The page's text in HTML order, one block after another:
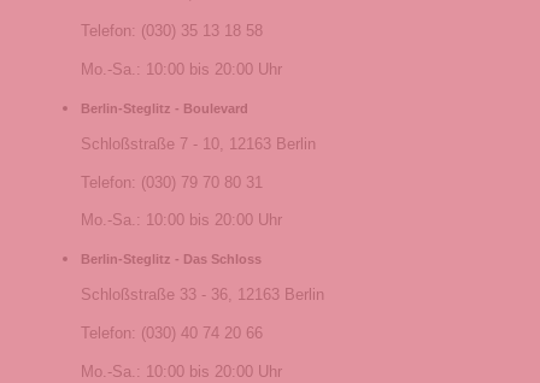
Telefon: (030) 35 13 18 58
Mo.-Sa.: 10:00 bis 20:00 Uhr
Berlin-Steglitz - Boulevard
Schloßstraße 7 - 10, 12163 Berlin
Telefon: (030) 79 70 80 31
Mo.-Sa.: 10:00 bis 20:00 Uhr
Berlin-Steglitz - Das Schloss
Schloßstraße 33 - 36, 12163 Berlin
Telefon: (030) 40 74 20 66
Mo.-Sa.: 10:00 bis 20:00 Uhr